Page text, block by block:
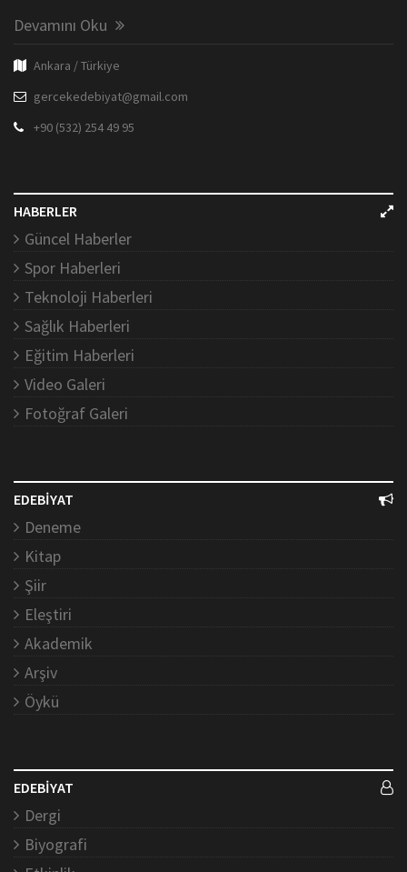
Devamını Oku
Ankara / Türkiye
gercekedebiyat@gmail.com
+90 (532) 254 49 95
HABERLER
Güncel Haberler
Spor Haberleri
Teknoloji Haberleri
Sağlık Haberleri
Eğitim Haberleri
Video Galeri
Fotoğraf Galeri
EDEBİYAT
Deneme
Kitap
Şiir
Eleştiri
Akademik
Arşiv
Öykü
EDEBİYAT
Dergi
Biyografi